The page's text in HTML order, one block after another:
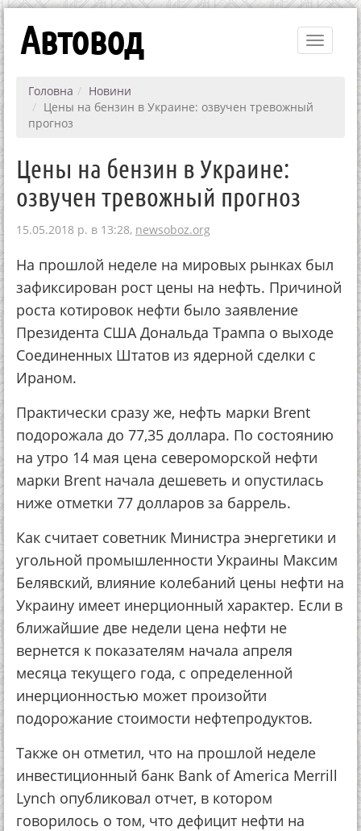
Toggle
Автовод
Головна
Новини
Цены на бензин в Украине: озвучен тревожный
прогноз
Цены на бензин в Украине:
озвучен тревожный прогноз
15.05.2018 р. в 13:28, newsoboz.org
На прошлой неделе на мировых рынках был
зафиксирован рост цены на нефть. Причиной
роста котировок нефти было заявление
Президента США Дональда Трампа о выходе
Соединенных Штатов из ядерной сделки с
Ираном.
Практически сразу же, нефть марки Brent
подорожала до 77,35 доллара. По состоянию
на утро 14 мая цена североморской нефти
марки Brent начала дешеветь и опустилась
ниже отметки 77 долларов за баррель.
Как считает советник Министра энергетики и
угольной промышленности Украины Максим
Белявский, влияние колебаний цены нефти на
Украину имеет инерционный характер. Если в
ближайшие две недели цена нефти не
вернется к показателям начала апреля
месяца текущего года, с определенной
инерционностью может произойти
подорожание стоимости нефтепродуктов.
Также он отметил, что на прошлой неделе
инвестиционный банк Bank of America Merrill
Lynch опубликовал отчет, в котором
говорилось о том, что дефицит нефти на